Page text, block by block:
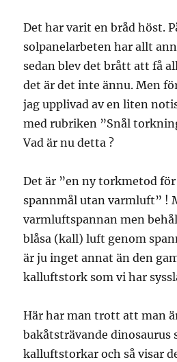
Det har varit en bråd höst.
solpanelarbeten har allt
sedan blev det brått att få
det är det inte ännu. Men
jag upplivad av en liten
med rubriken ”Snål
Vad är nu detta ?
Det är ”en ny torkmetod
spannmål utan varmluft” !
varmluftspannan men
blåsa (kall) luft genom
är ju inget annat än den
kalluftstork som vi har
Här har man trott att man
bakåtsträvande dinosaurus
kalluftstorkar och så visar